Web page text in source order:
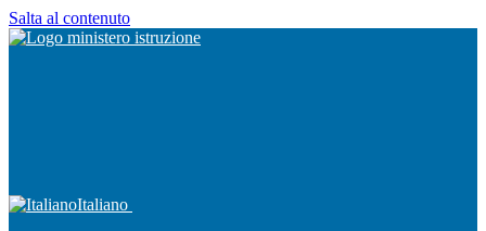
Salta al contenuto
Italiano